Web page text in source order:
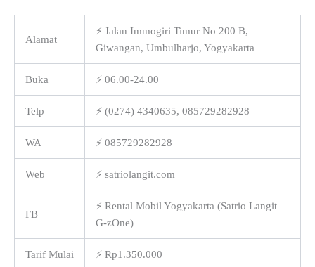
Alamat
⚡ Jalan Immogiri Timur No 200 B,
Giwangan, Umbulharjo, Yogyakarta
Buka ⚡ 06.00-24.00
Telp ⚡ (0274) 4340635, 085729282928
WA ⚡ 085729282928
Web ⚡ satriolangit.com
FB
⚡ Rental Mobil Yogyakarta (Satrio Langit
G-zOne)
Tarif Mulai ⚡ Rp1.350.000